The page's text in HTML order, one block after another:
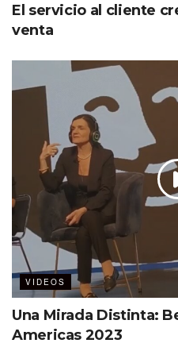
El servicio al cliente
venta
VIDEOS
Una Mirada Distinta:
Americas 2023